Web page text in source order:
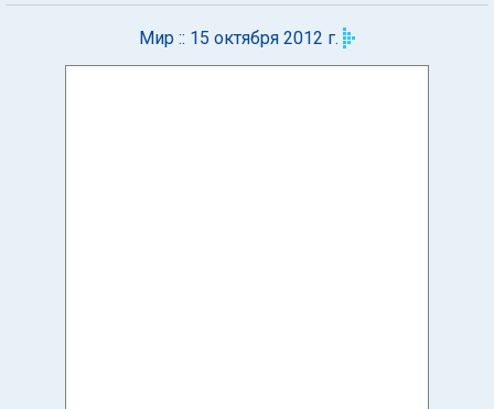
Мир :: 15 октября 2012 г.